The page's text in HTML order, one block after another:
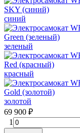
синий
зеленый
красный
золотой
69 900 ₽
1